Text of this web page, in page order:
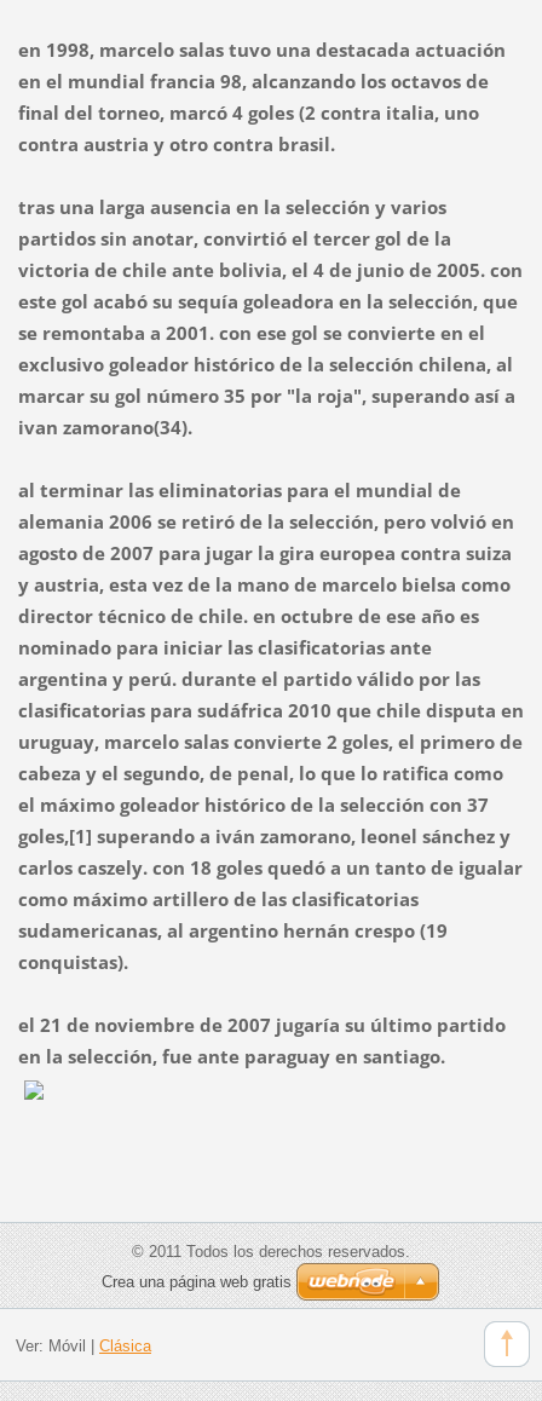
en 1998, marcelo salas tuvo una destacada actuación
en el mundial francia 98, alcanzando los octavos de
final del torneo, marcó 4 goles (2 contra italia, uno
contra austria y otro contra brasil.
tras una larga ausencia en la selección y varios
partidos sin anotar, convirtió el tercer gol de la
victoria de chile ante bolivia, el 4 de junio de 2005. con
este gol acabó su sequía goleadora en la selección, que
se remontaba a 2001. con ese gol se convierte en el
exclusivo goleador histórico de la selección chilena, al
marcar su gol número 35 por "la roja", superando así a
ivan zamorano(34).
al terminar las eliminatorias para el mundial de
alemania 2006 se retiró de la selección, pero volvió en
agosto de 2007 para jugar la gira europea contra suiza
y austria, esta vez de la mano de marcelo bielsa como
director técnico de chile. en octubre de ese año es
nominado para iniciar las clasificatorias ante
argentina y perú. durante el partido válido por las
clasificatorias para sudáfrica 2010 que chile disputa en
uruguay, marcelo salas convierte 2 goles, el primero de
cabeza y el segundo, de penal, lo que lo ratifica como
el máximo goleador histórico de la selección con 37
goles,[1] superando a iván zamorano, leonel sánchez y
carlos caszely. con 18 goles quedó a un tanto de igualar
como máximo artillero de las clasificatorias
sudamericanas, al argentino hernán crespo (19
conquistas).
el 21 de noviembre de 2007 jugaría su último partido
en la selección, fue ante paraguay en santiago.
© 2011 Todos los derechos reservados.
Crea una página web gratis
Ver: Móvil Clásica